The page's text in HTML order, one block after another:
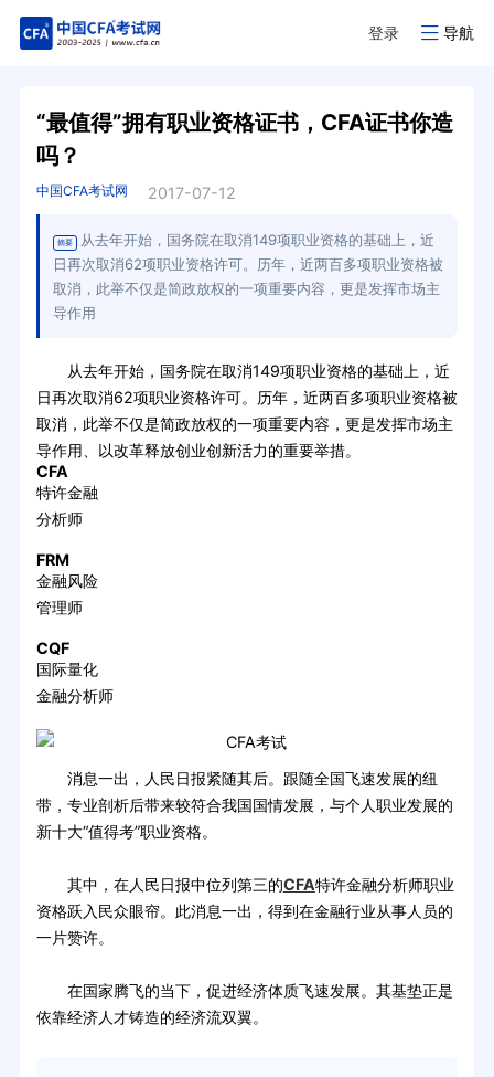
登录 导航
“最值得”拥有职业资格证书，CFA证书你造
吗？
中国CFA考试网 2017-07-12
摘要
从去年开始，国务院在取消149项职业资格的基础上，近
日再次取消62项职业资格许可。历年，近两百多项职业资格被
取消，此举不仅是简政放权的一项重要内容，更是发挥市场主
导作用
从去年开始，国务院在取消149项职业资格的基础上，近
日再次取消62项职业资格许可。历年，近两百多项职业资格被
取消，此举不仅是简政放权的一项重要内容，更是发挥市场主
导作用、以改革释放创业创新活力的重要举措。
CFA
特许金融
分析师
FRM
金融风险
管理师
CQF
国际量化
金融分析师
消息一出，人民日报紧随其后。跟随全国飞速发展的纽
带，专业剖析后带来较符合我国国情发展，与个人职业发展的
新十大“值得考”职业资格。
其中，在人民日报中位列第三的CFA特许金融分析师职业
资格跃入民众眼帘。此消息一出，得到在金融行业从事人员的
一片赞许。
在国家腾飞的当下，促进经济体质飞速发展。其基垫正是
依靠经济人才铸造的经济流双翼。